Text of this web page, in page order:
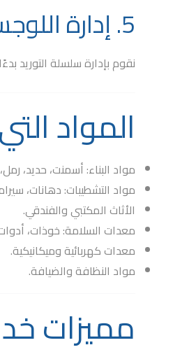
5. إدارة اللوجستيات
نقوم بإدارة سلسلة التوريد
المواد
مواد البناء: أسمنت، حديد،
مواد التشطيبات: دهانات،
الأثاث المكتبي والفندقي.
معدات السلامة: خوذات،
معدات كهربائية وميكانيكية.
مواد النظافة والضيافة.
مميزات